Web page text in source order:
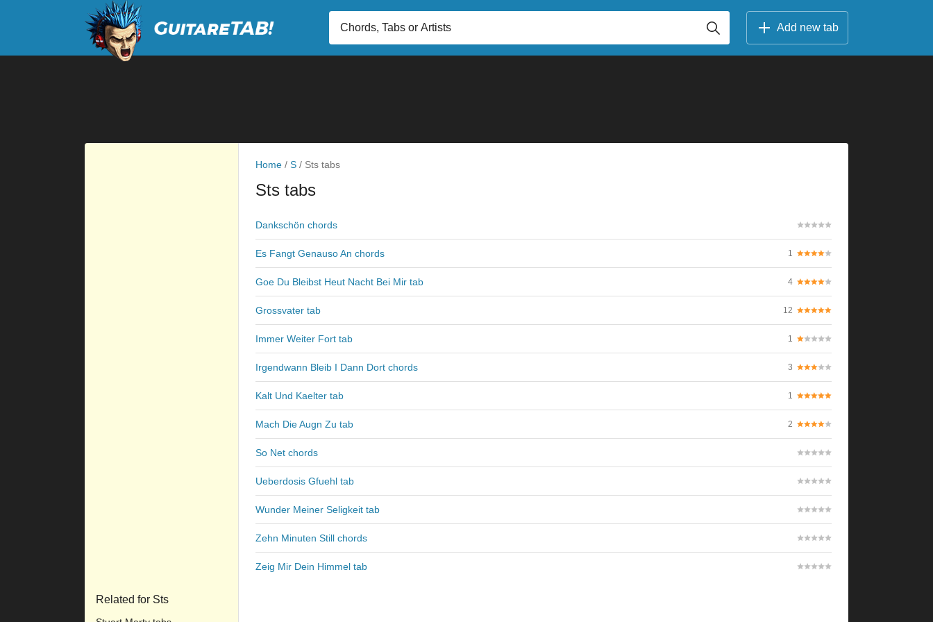
Add new tab
Related for Sts
Home / S / Sts tabs
Sts tabs
Dankschön chords
Es Fangt Genauso An chords 1
Goe Du Bleibst Heut Nacht Bei Mir tab 4
Grossvater tab 12
Immer Weiter Fort tab 1
Irgendwann Bleib I Dann Dort chords 3
Kalt Und Kaelter tab 1
Mach Die Augn Zu tab 2
So Net chords
Ueberdosis Gfuehl tab
Wunder Meiner Seligkeit tab
Zehn Minuten Still chords
Zeig Mir Dein Himmel tab